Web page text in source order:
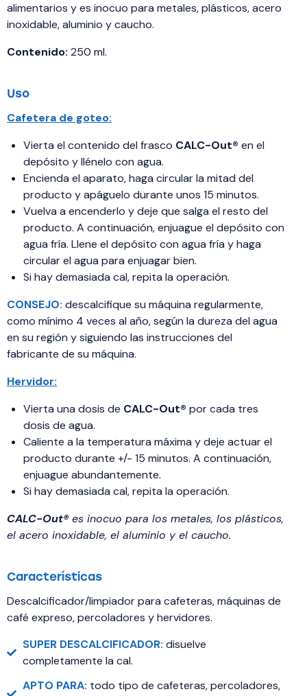
alimentarios y es inocuo para metales, plásticos, acero
inoxidable, aluminio y caucho.
Contenido: 250 ml.
Uso
Cafetera de goteo:
Vierta el contenido del frasco CALC-Out® en el
depósito y llénelo con agua.
Encienda el aparato, haga circular la mitad del
producto y apáguelo durante unos 15 minutos.
Vuelva a encenderlo y deje que salga el resto del
producto. A continuación, enjuague el depósito con
agua fría. Llene el depósito con agua fría y haga
circular el agua para enjuagar bien.
Si hay demasiada cal, repita la operación.
CONSEJO: descalcifique su máquina regularmente,
como mínimo 4 veces al año, según la dureza del agua
en su región y siguiendo las instrucciones del
fabricante de su máquina.
Hervidor:
Vierta una dosis de CALC-Out® por cada tres
dosis de agua.
Caliente a la temperatura máxima y deje actuar el
producto durante +/- 15 minutos. A continuación,
enjuague abundantemente.
Si hay demasiada cal, repita la operación.
CALC-Out®es inocuo para los metales, los plásticos,
el acero inoxidable, el aluminio y el caucho.
Características
Descalcificador/limpiador para cafeteras, máquinas de
café expreso, percoladores y hervidores.
SUPER DESCALCIFICADOR: disuelve
completamente la cal.
APTO PARA: todo tipo de cafeteras, percoladores,